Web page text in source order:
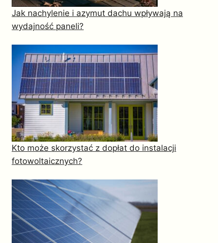
Jak nachylenie i azymut dachu wpływają na
wydajność paneli?
Kto może skorzystać z dopłat do instalacji
fotowoltaicznych?